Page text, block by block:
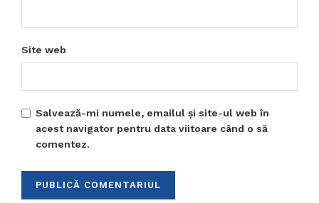
Site web
Salvează-mi numele, emailul și site-ul web în
acest navigator pentru data viitoare când o să
comentez.